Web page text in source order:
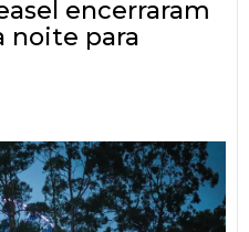
encerraram
noite para